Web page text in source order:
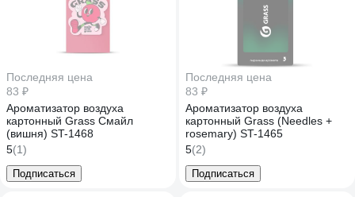
Последняя цена
83 ₽
Ароматизатор воздуха
картонный Grass Смайл
(вишня) ST-1468
5(1)
Подписаться
Последняя цена
83 ₽
Ароматизатор воздуха
картонный Grass (Needles +
rosemary) ST-1465
5(2)
Подписаться